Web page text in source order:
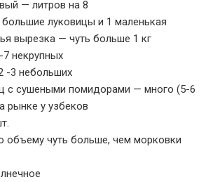
— литров на 8
луковицы и 1 маленькая
вырезка — чуть больше 1 кг
некрупных
-3 небольших
с сушеными помидорами — много (5-6
рынке у узбеков
объему чуть больше, чем морковки